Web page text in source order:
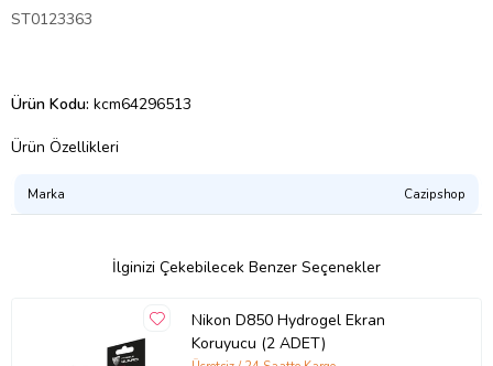
ST0123363
Ürün Kodu: kcm64296513
Ürün Özellikleri
Marka Cazipshop
İlginizi Çekebilecek Benzer Seçenekler
Nikon D850 Hydrogel Ekran
Koruyucu (2 ADET)